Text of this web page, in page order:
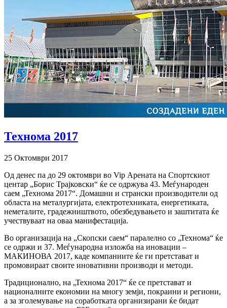
Технома 2017
25 Октомври 2017
Од денес па до 29 октомври во Vip Арената на Спортскиот
центар „Борис Трајковски“ ќе се одржува 43. Меѓународен
саем „Технома 2017“. Дoмaшни и стрaнски прoизвoдитeли од
oблaстa нa мeтaлургиjaтa, eлeктрoтeхникaтa, енергетиката,
нeмeтaлитe, грaдeжништвoтo, обезбедувањето и заштитата ќе
учествуваат на оваа манифестација.
Во организација на „Скопски саем“ паралелно со „Технома“ ќе
се одржи и 37. Меѓународна изложба на иновации –
МАКИНОВА 2017, каде компаниите ќе ги претстават и
промовираат своите иновативни производи и методи.
Традиционално, на „Технома 2017“ ќе се претстават и
националните економии на многу земји, покраини и региони,
а за зголемување на соработката организирани ќе бидат